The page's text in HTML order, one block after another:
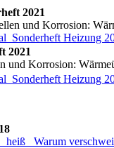
2021
und Korrosion:
Heizung
2021
und Korrosion:
Heizung
Warum